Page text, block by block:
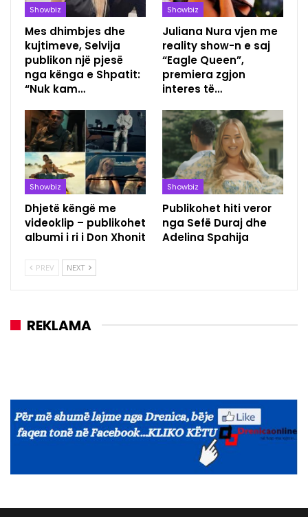
Showbiz
Mes dhimbjes dhe
kujtimeve, Selvija
publikon një pjesë
nga kënga e Shpatit:
“Nuk kam…
Showbiz
Juliana Nura vjen me
reality show-n e saj
“Eagle Queen”,
premiera zgjon
interes të…
Showbiz
Dhjetë këngë me
videoklip – publikohet
albumi i ri i Don Xhonit
Showbiz
Publikohet hiti veror
nga Sefë Duraj dhe
Adelina Spahija
PREV NEXT
REKLAMA